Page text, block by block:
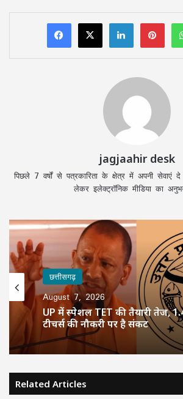
LinkedIn
jagjaahir desk
पिछले 7 वर्षों से पत्रकारिता के क्षेत्र में अपनी
लेकर इलेक्ट्रॉनिक मीडिया का
छत्तीसगढ़
August 7, 2026
UP में स्पेशल TET की तैयारी तेज,
टीचर्स की नौकरी पर है संकट
Related Articles